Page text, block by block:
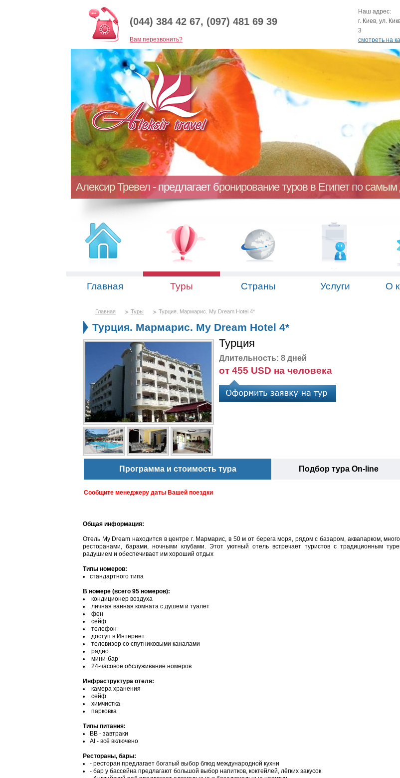
(044) 384 42 67, (097) 481 69 39
Baм перезвонить?
Наш адрес:
г. Киев, ул.
3
смотреть на
Алексир Тревел - предлагает бронирование туров в Египет по
Главная Туры Страны Услуги О
Главная Туры Турция. Мармарис. My Dream Hotel 4*
Турция. Мармарис. My Dream Hotel 4*
Турция
Длительность: 8 дней
от 455 USD на человека
Программа и стоимость тура Подбор тура On-line
Сообщите менеджеру даты Вашей поездки
Общая информация:
Отель My Dream находится в центре г. Мармарис, в 50 м от берега моря, рядом с базаром, аквапарком,
ресторанами, барами, ночными клубами. Этот уютный отель встречает туристов с традиционным
радушием и обеспечивает им хороший отдых
Типы номеров:
стандартного типа
В номере (всего 95 номеров):
кондиционер воздуха
личная ванная комната с душем и туалет
фен
сейф
телефон
доступ в Интернет
телевизор со спутниковыми каналами
радио
мини-бар
24-часовое обслуживание номеров
Инфраструктура отеля:
камера хранения
сейф
химчистка
парковка
Типы питания:
ВВ - завтраки
АІ - всё включено
Рестораны, бары:
- ресторан предлагает богатый выбор блюд международной кухни
- бар у бассейна предлагают большой выбор напитков, коктейлей, лёгких закусок